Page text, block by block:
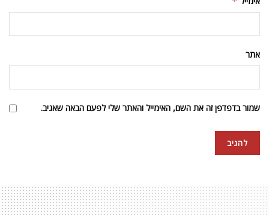
אתר
שמור בדפדפן זה את השם, האימייל והאתר שלי לפעם הבאה שאגיב.